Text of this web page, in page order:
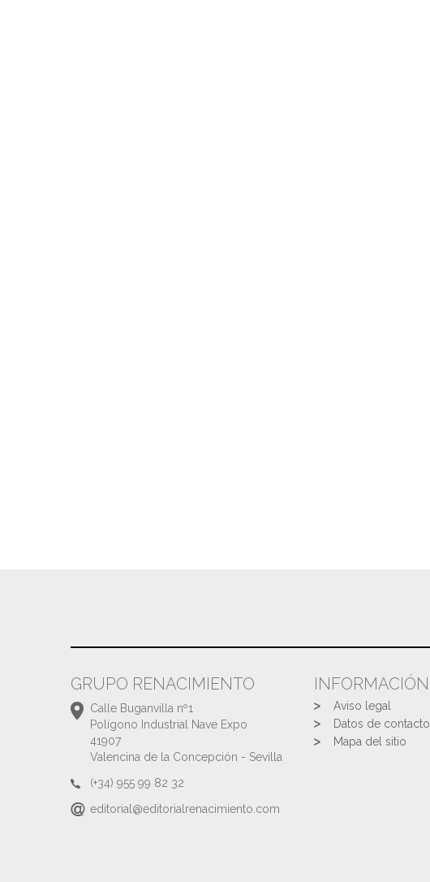
GRUPO RENACIMIENTO
Calle Buganvilla nº1
Polígono Industrial Nave Expo
41907
Valencina de la Concepción - Sevilla
(+34) 955 99 82 32
editorial@editorialrenacimiento.com
INFORMACIÓN
Aviso legal
Datos de contacto
Mapa del sitio